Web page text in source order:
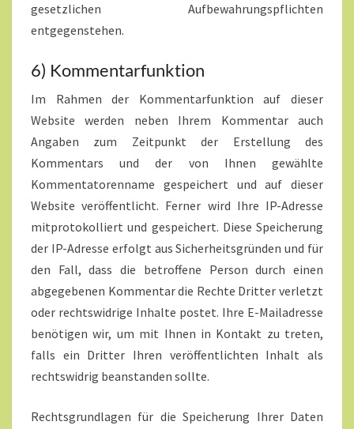
gesetzlichen Aufbewahrungspflichten
entgegenstehen.
6) Kommentarfunktion
Im Rahmen der Kommentarfunktion auf dieser
Website werden neben Ihrem Kommentar auch
Angaben zum Zeitpunkt der Erstellung des
Kommentars und der von Ihnen gewählte
Kommentatorenname gespeichert und auf dieser
Website veröffentlicht. Ferner wird Ihre IP-Adresse
mitprotokolliert und gespeichert. Diese Speicherung
der IP-Adresse erfolgt aus Sicherheitsgründen und für
den Fall, dass die betroffene Person durch einen
abgegebenen Kommentar die Rechte Dritter verletzt
oder rechtswidrige Inhalte postet. Ihre E-Mailadresse
benötigen wir, um mit Ihnen in Kontakt zu treten,
falls ein Dritter Ihren veröffentlichten Inhalt als
rechtswidrig beanstanden sollte.
Rechtsgrundlagen für die Speicherung Ihrer Daten